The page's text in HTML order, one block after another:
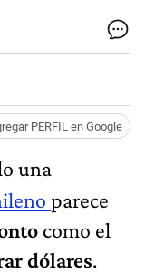
PERFIL en Google
una
parece
como el
dólares.